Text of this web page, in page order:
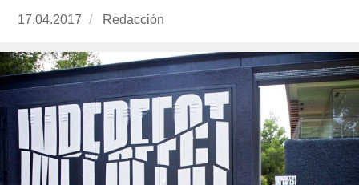
Publicado
17.04.2017 https://www.experimenta.es/author/redaccion/
Redacción